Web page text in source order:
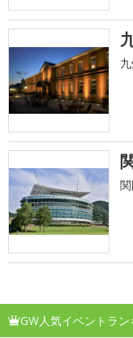
GW人気イベントラン